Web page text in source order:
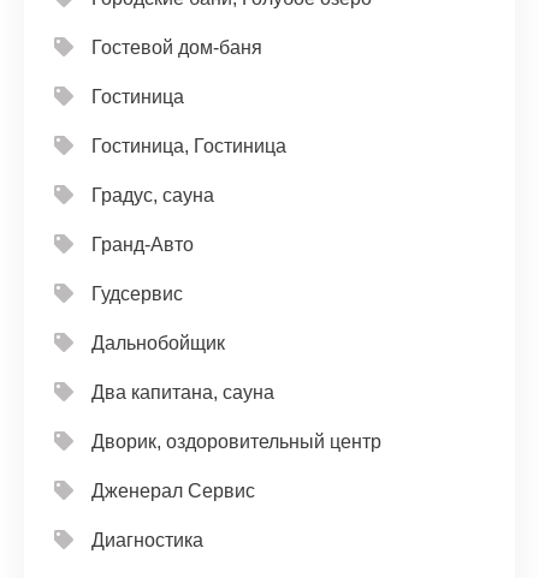
Гостевой дом-баня
Гостиница
Гостиница, Гостиница
Градус, сауна
Гранд-Авто
Гудсервис
Дальнобойщик
Два капитана, сауна
Дворик, оздоровительный центр
Дженерал Сервис
Диагностика